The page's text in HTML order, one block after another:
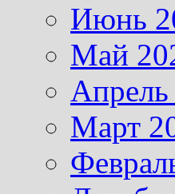
Июнь
Май
Март